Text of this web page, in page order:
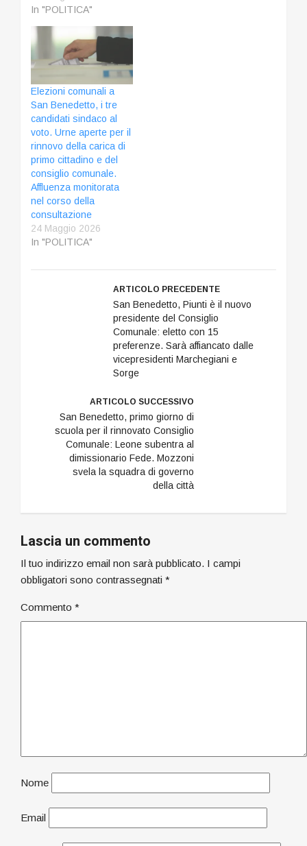
In "POLITICA"
Elezioni comunali a
San Benedetto, i tre
candidati sindaco al
voto. Urne aperte per il
rinnovo della carica di
primo cittadino e del
consiglio comunale.
Affluenza monitorata
nel corso della
consultazione
24 Maggio 2026
In "POLITICA"
ARTICOLO PRECEDENTE
San Benedetto, Piunti è il nuovo
presidente del Consiglio
Comunale: eletto con 15
preferenze. Sarà affiancato dalle
vicepresidenti Marchegiani e
Sorge
ARTICOLO SUCCESSIVO
San Benedetto, primo giorno di
scuola per il rinnovato Consiglio
Comunale: Leone subentra al
dimissionario Fede. Mozzoni
svela la squadra di governo
della città
Lascia un commento
Il tuo indirizzo email non sarà pubblicato. I campi
obbligatori sono contrassegnati *
Commento *
Nome
Email